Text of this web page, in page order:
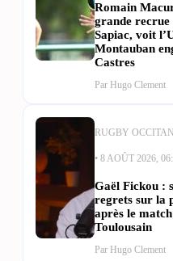
Romain
grande recrue
Sapiac, voit
Montauban
Castres
Par Hugo Clement
RUGBY
• 8 AOÛT 2026,
Gaël Fickou :
regrets sur la
après le
Toulousain
Par Hugo Clement